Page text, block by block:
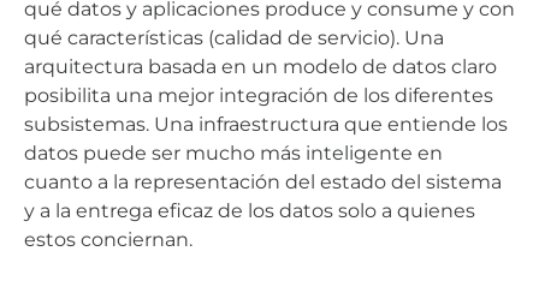
qué datos y aplicaciones produce y consume y con
qué características (calidad de servicio). Una
arquitectura basada en un modelo de datos claro
posibilita una mejor integración de los diferentes
subsistemas. Una infraestructura que entiende los
datos puede ser mucho más inteligente en
cuanto a la representación del estado del sistema
y a la entrega eficaz de los datos solo a quienes
estos conciernan.